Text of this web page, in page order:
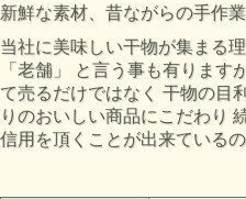
新鮮な素材、昔ながらの手作
当社に美味しい干物が集まる
「老舗」 と言う事も有りま
て売るだけではなく 干物の目
りのおいしい商品にこだわり
信用を頂くことが出来ている